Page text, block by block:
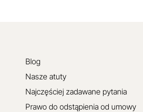
Blog
Nasze atuty
Najczęściej zadawane pytania
Prawo do odstąpienia od umowy